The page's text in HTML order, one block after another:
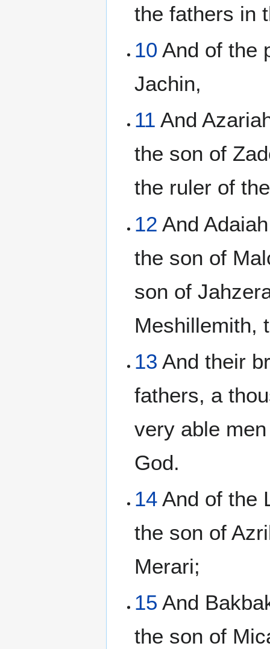
the fathers in
10 And of the
Jachin,
11 And
the son of
the ruler of
12 And
the son of
son of
Meshillemith,
13 And their
fathers, a
very able
God.
14 And of the
the son of
Merari;
15 And
the son of